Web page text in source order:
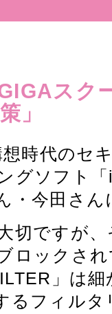
ス
」
想時代のセ
グソフト
・今田さ
切ですが
ロックさ
」は
るフィル